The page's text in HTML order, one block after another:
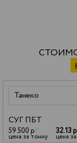
СУГ ПБТ
59 500 р.*
цена за тонну
32.13
цена